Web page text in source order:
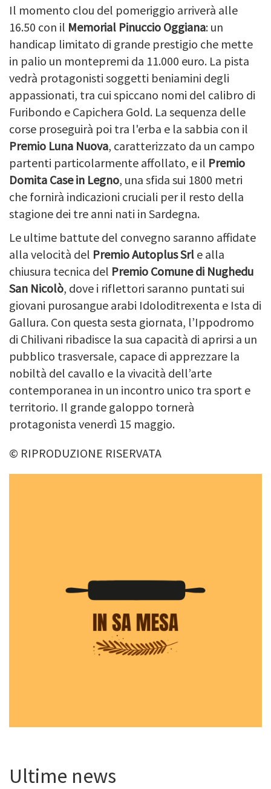
Il momento clou del pomeriggio arriverà alle
16.50 con il Memorial Pinuccio Oggiana: un
handicap limitato di grande prestigio che mette
in palio un montepremi da 11.000 euro. La pista
vedrà protagonisti soggetti beniamini degli
appassionati, tra cui spiccano nomi del calibro di
Furibondo e Capichera Gold. La sequenza delle
corse proseguirà poi tra l'erba e la sabbia con il
Premio Luna Nuova, caratterizzato da un campo
partenti particolarmente affollato, e il Premio
Domita Case in Legno, una sfida sui 1800 metri
che fornirà indicazioni cruciali per il resto della
stagione dei tre anni nati in Sardegna.
Le ultime battute del convegno saranno affidate
alla velocità del Premio Autoplus Srl e alla
chiusura tecnica del Premio Comune di Nughedu
San Nicolò, dove i riflettori saranno puntati sui
giovani purosangue arabi Idoloditrexenta e Ista di
Gallura. Con questa sesta giornata, l’Ippodromo
di Chilivani ribadisce la sua capacità di aprirsi a un
pubblico trasversale, capace di apprezzare la
nobiltà del cavallo e la vivacità dell’arte
contemporanea in un incontro unico tra sport e
territorio. Il grande galoppo tornerà
protagonista venerdì 15 maggio.
© RIPRODUZIONE RISERVATA
Ultime news